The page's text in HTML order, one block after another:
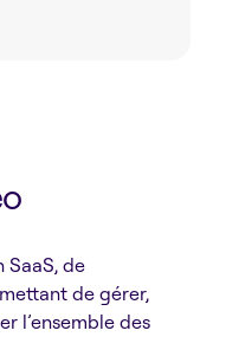
de
de gérer,
l’ensemble des